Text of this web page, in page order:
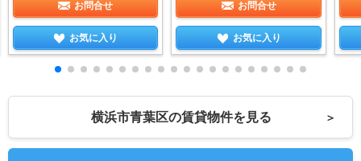
お問合せ
お気に入り
お問合せ
お気に入り
横浜市青葉区の賃貸物件を見る ＞